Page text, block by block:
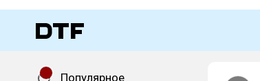
Популярное